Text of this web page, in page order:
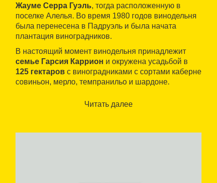
Жауме Серра Гуэль, тогда расположенную в
поселке Алелья. Во время 1980 годов винодельня
была перенесена в Падруэль и была начата
плантация виноградников.
В настоящий момент винодельня принадлежит
семье Гарсия Каррион и окружена усадьбой в
125 гектаров с виноградниками с сортами каберне
совиньон, мерло, темпранильо и шардоне.
шестидесяти миллионов
Читать далее